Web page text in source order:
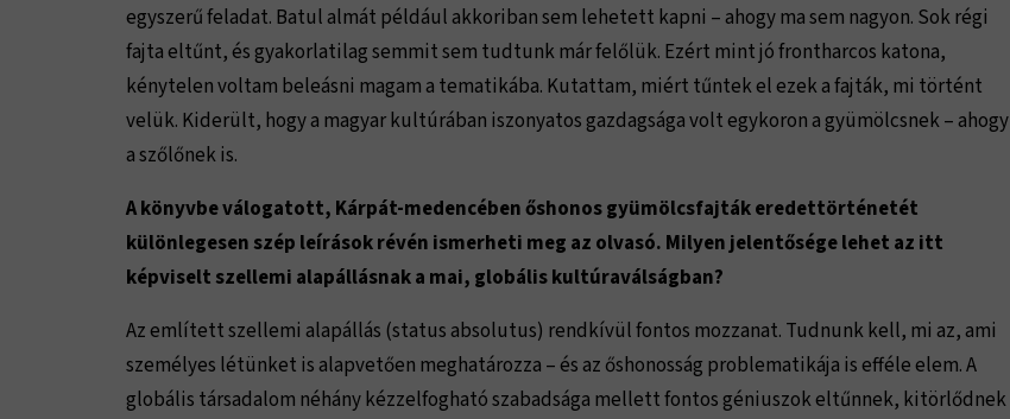
egyszerű feladat. Batul almát például akkoriban sem lehetett kapni – ahogy ma sem nagyon. Sok régi
fajta eltűnt, és gyakorlatilag semmit sem tudtunk már felőlük. Ezért mint jó frontharcos katona,
kénytelen voltam beleásni magam a tematikába. Kutattam, miért tűntek el ezek a fajták, mi történt
velük. Kiderült, hogy a magyar kultúrában iszonyatos gazdagsága volt egykoron a gyümölcsnek – ahogy
a szőlőnek is.
A könyvbe válogatott, Kárpát-medencében őshonos gyümölcsfajták eredettörténetét
különlegesen szép leírások révén ismerheti meg az olvasó. Milyen jelentősége lehet az itt
képviselt szellemi alapállásnak a mai, globális kultúraválságban?
Az említett szellemi alapállás (status absolutus) rendkívül fontos mozzanat. Tudnunk kell, mi az, ami
személyes létünket is alapvetően meghatározza – és az őshonosság problematikája is efféle elem. A
globális társadalom néhány kézzelfogható szabadsága mellett fontos géniuszok eltűnnek, kitörlődnek